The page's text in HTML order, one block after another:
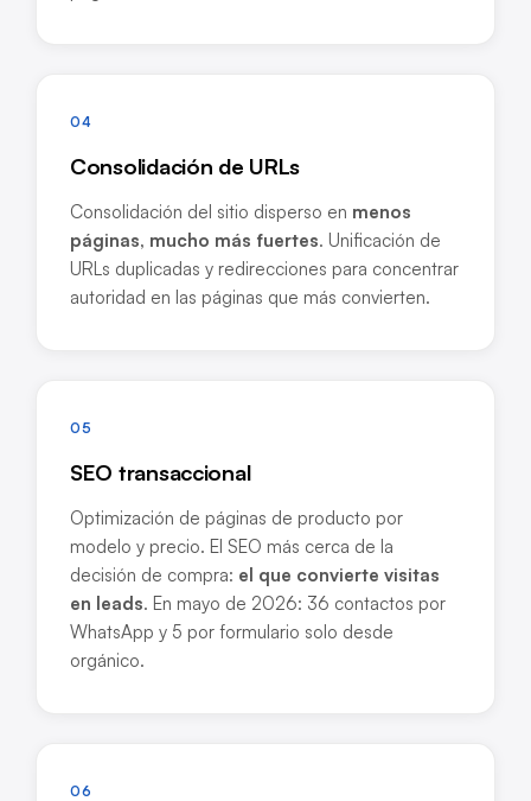
04
Consolidación de URLs
Consolidación del sitio disperso en menos
páginas, mucho más fuertes. Unificación de
URLs duplicadas y redirecciones para concentrar
autoridad en las páginas que más convierten.
05
SEO transaccional
Optimización de páginas de producto por
modelo y precio. El SEO más cerca de la
decisión de compra: el que convierte visitas
en leads. En mayo de 2026: 36 contactos por
WhatsApp y 5 por formulario solo desde
orgánico.
06